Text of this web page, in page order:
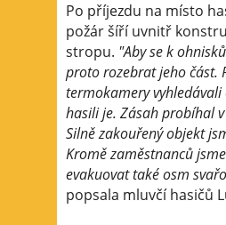
Po příjezdu na místo
požár šíří uvnitř
stropu. "Aby se k
proto rozebrat jeho část.
termokamery
hasili je. Zásah probíhal
Silně zakouřený objekt
Kromě zaměstnanců
evakuovat také osm
popsala mluvčí hasičů